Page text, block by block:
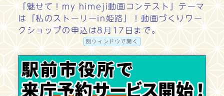
「魅せて！my himeji動画コンテスト」テーマ
は「私のストーリーin姫路」！動画づくりワー
クショップの申込は8月17日まで。
別ウィンドウで開く